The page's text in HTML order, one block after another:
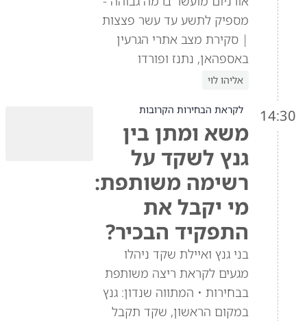
מספיק לתשע עד עשר פצצות
| סקירת מצב אתרי הגרעין
באספהאן, נתנז ופורדו
אליהו לוי
14:30 לקראת הבחירות הקרובות
משא ומתן בין
גנץ לשקד על
רשימה משותפת:
מי יקבל את
התפקיד הבכיר?
בני גנץ ואיילת שקד ניהלו
מגעים לקראת ריצה משותפת
בבחירות • המתווה שנדון: גנץ
במקום הראשון, שקד תקבל